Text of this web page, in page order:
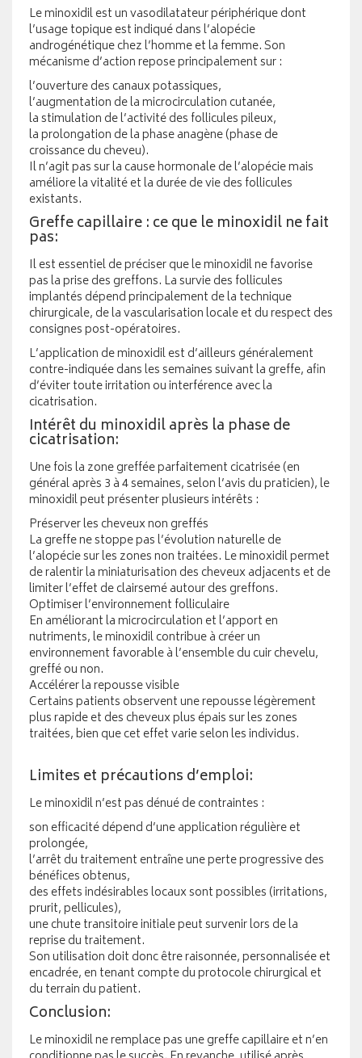
Le minoxidil est un vasodilatateur périphérique dont
l’usage topique est indiqué dans l’alopécie
androgénétique chez l’homme et la femme. Son
mécanisme d’action repose principalement sur :
l’ouverture des canaux potassiques,
l’augmentation de la microcirculation cutanée,
la stimulation de l’activité des follicules pileux,
la prolongation de la phase anagène (phase de
croissance du cheveu).
Il n’agit pas sur la cause hormonale de l’alopécie mais
améliore la vitalité et la durée de vie des follicules
existants.
Greffe capillaire : ce que le minoxidil ne fait
pas:
Il est essentiel de préciser que le minoxidil ne favorise
pas la prise des greffons. La survie des follicules
implantés dépend principalement de la technique
chirurgicale, de la vascularisation locale et du respect des
consignes post-opératoires.
L’application de minoxidil est d’ailleurs généralement
contre-indiquée dans les semaines suivant la greffe, afin
d’éviter toute irritation ou interférence avec la
cicatrisation.
Intérêt du minoxidil après la phase de
cicatrisation:
Une fois la zone greffée parfaitement cicatrisée (en
général après 3 à 4 semaines, selon l’avis du praticien), le
minoxidil peut présenter plusieurs intérêts :
Préserver les cheveux non greffés
La greffe ne stoppe pas l’évolution naturelle de
l’alopécie sur les zones non traitées. Le minoxidil permet
de ralentir la miniaturisation des cheveux adjacents et de
limiter l’effet de clairsemé autour des greffons.
Optimiser l’environnement folliculaire
En améliorant la microcirculation et l’apport en
nutriments, le minoxidil contribue à créer un
environnement favorable à l’ensemble du cuir chevelu,
greffé ou non.
Accélérer la repousse visible
Certains patients observent une repousse légèrement
plus rapide et des cheveux plus épais sur les zones
traitées, bien que cet effet varie selon les individus.
Limites et précautions d’emploi:
Le minoxidil n’est pas dénué de contraintes :
son efficacité dépend d’une application régulière et
prolongée,
l’arrêt du traitement entraîne une perte progressive des
bénéfices obtenus,
des effets indésirables locaux sont possibles (irritations,
prurit, pellicules),
une chute transitoire initiale peut survenir lors de la
reprise du traitement.
Son utilisation doit donc être raisonnée, personnalisée et
encadrée, en tenant compte du protocole chirurgical et
du terrain du patient.
Conclusion:
Le minoxidil ne remplace pas une greffe capillaire et n’en